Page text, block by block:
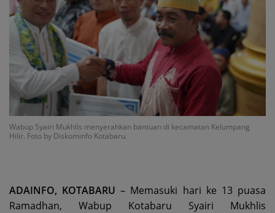
Wabup Syairi Mukhlis menyerahkan bantuan di kecamatan Kelumpang
Hilir. Foto by Diskominfo Kotabaru.
ADAINFO, KOTABARU – Memasuki hari ke 13 puasa
Ramadhan, Wabup Kotabaru Syairi Mukhlis